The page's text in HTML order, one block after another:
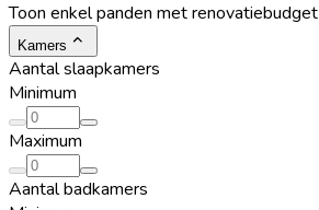
Toon enkel panden met renovatiebudget
Kamers
Aantal slaapkamers
Minimum
Maximum
Aantal badkamers